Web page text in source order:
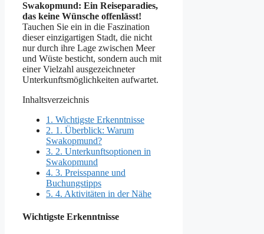
Swakopmund: Ein Reiseparadies,
das keine Wünsche offenlässt!
Tauchen Sie ein in die Faszination
dieser einzigartigen Stadt, die nicht
nur durch ihre Lage zwischen Meer
und Wüste besticht, sondern auch mit
einer Vielzahl ausgezeichneter
Unterkunftsmöglichkeiten aufwartet.
Inhaltsverzeichnis
1. Wichtigste Erkenntnisse
2. 1. Überblick: Warum
Swakopmund?
3. 2. Unterkunftsoptionen in
Swakopmund
4. 3. Preisspanne und
Buchungstipps
5. 4. Aktivitäten in der Nähe
Wichtigste Erkenntnisse